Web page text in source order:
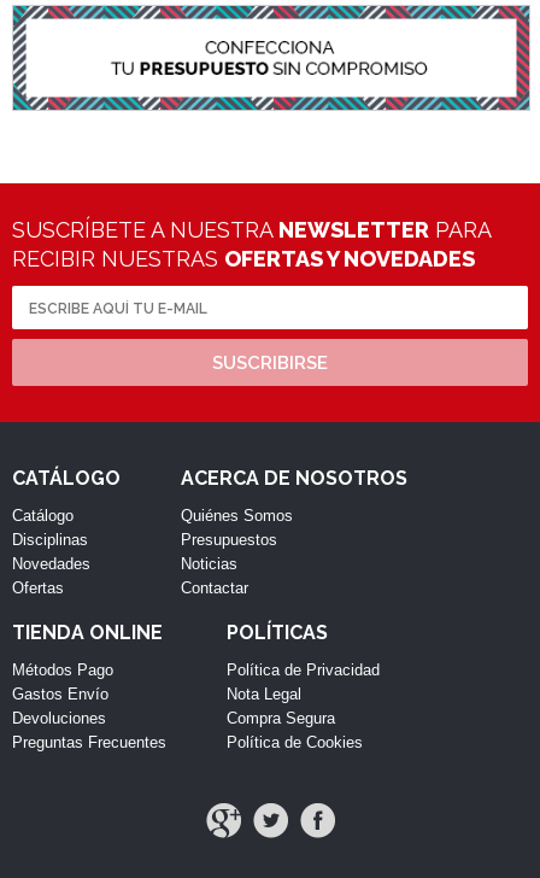
SUSCRÍBETE A NUESTRA NEWSLETTER PARA
RECIBIR NUESTRAS OFERTAS Y NOVEDADES
SUSCRIBIRSE
CATÁLOGO
Catálogo
Disciplinas
Novedades
Ofertas
ACERCA DE NOSOTROS
Quiénes Somos
Presupuestos
Noticias
Contactar
TIENDA ONLINE
Métodos Pago
Gastos Envío
Devoluciones
Preguntas Frecuentes
POLÍTICAS
Política de Privacidad
Nota Legal
Compra Segura
Política de Cookies